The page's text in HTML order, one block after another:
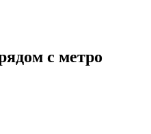
с метро